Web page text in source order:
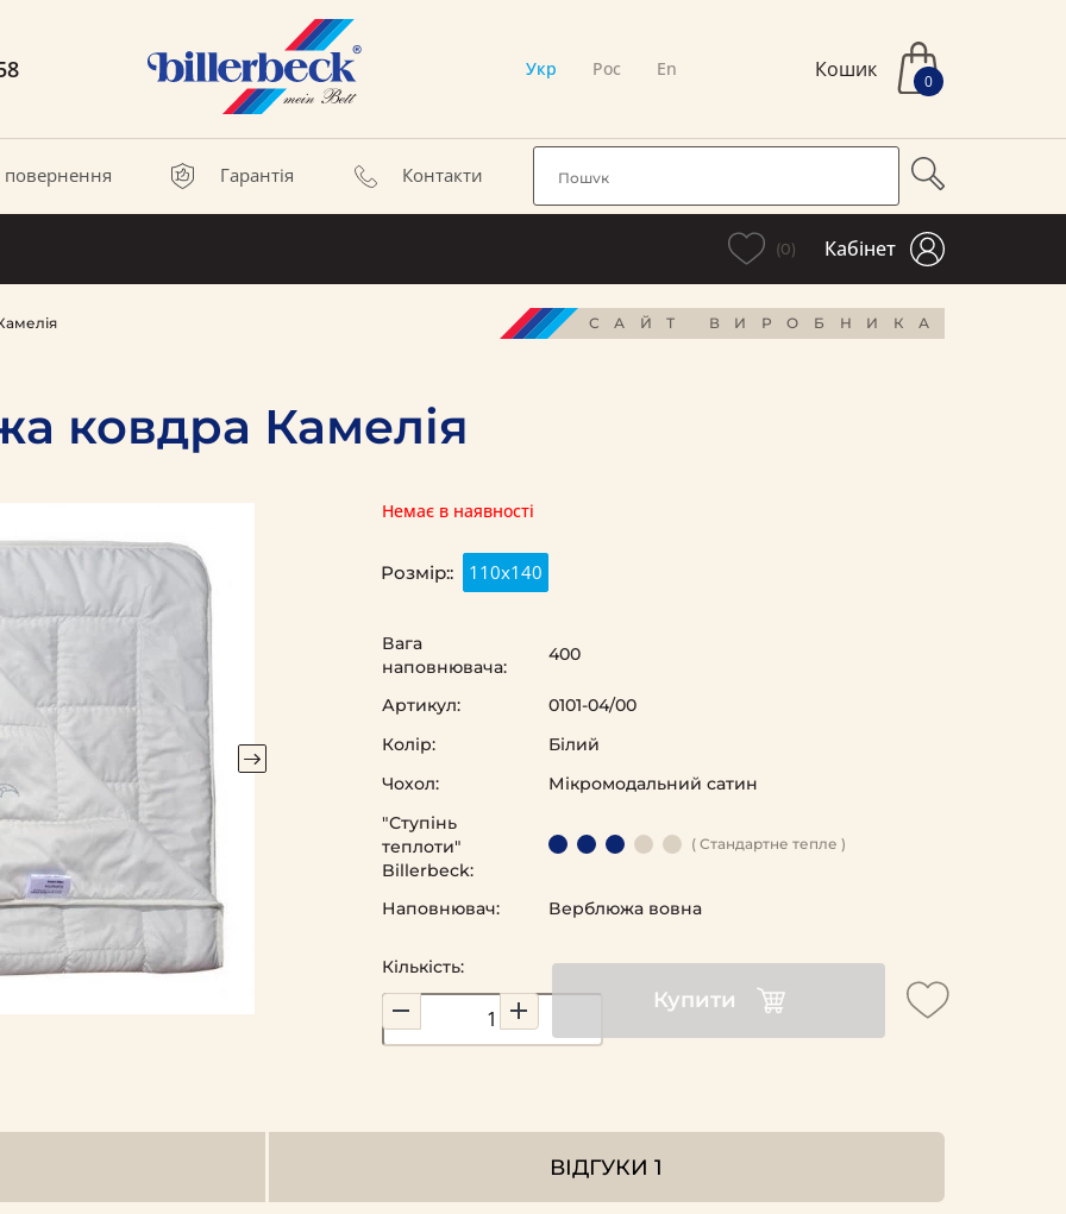
Укр Рос En Кошик 0
повернення Гарантія Контакти
(0) Кабінет
САЙТ ВИРОБНИКА
ковдра Камелія
Немає в наявності
Розмір:: 110х140
Кількість:
Купити
Вага
наповнювача:
400
Артикул:
0101-04/00
Колір:
Білий
Чохол:
Мікромодальний сатин
"Ступінь
теплоти"
Billerbeck:
( Стандартне тепле )
Наповнювач: Верблюжа вовна
ВІДГУКИ1